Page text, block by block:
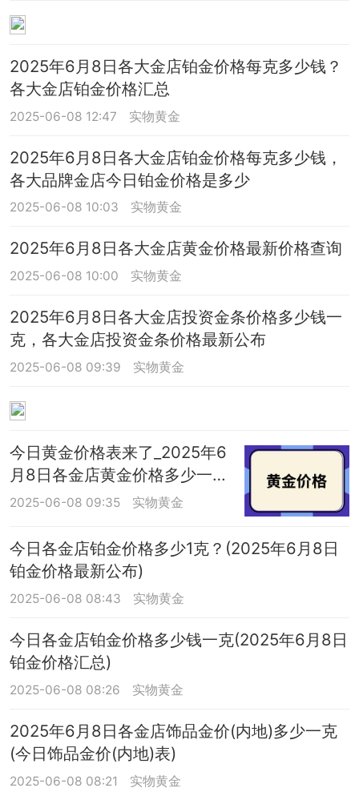
2025年6月8日各大金店铂金价格每克多少钱？
各大金店铂金价格汇总
2025-06-08 12:47 实物黄金
2025年6月8日各大金店铂金价格每克多少钱，
各大品牌金店今日铂金价格是多少
2025-06-08 10:03 实物黄金
2025年6月8日各大金店黄金价格最新价格查询
2025-06-08 10:00 实物黄金
2025年6月8日各大金店投资金条价格多少钱一
克，各大金店投资金条价格最新公布
2025-06-08 09:39 实物黄金
今日黄金价格表来了_2025年6
月8日各金店黄金价格多少一
克？
2025-06-08 09:35 实物黄金
今日各金店铂金价格多少1克？(2025年6月8日
铂金价格最新公布)
2025-06-08 08:43 实物黄金
今日各金店铂金价格多少钱一克(2025年6月8日
铂金价格汇总)
2025-06-08 08:26 实物黄金
2025年6月8日各金店饰品金价(内地)多少一克
(今日饰品金价(内地)表)
2025-06-08 08:21 实物黄金